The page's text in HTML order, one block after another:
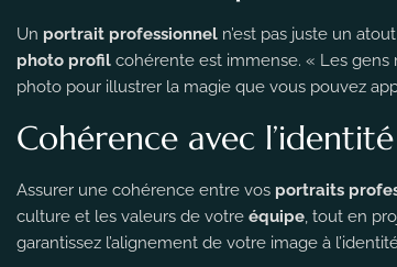
Un portrait professionnel n’est pas juste un
photo profil cohérente est immense. « Les gens
photo pour illustrer la magie que vous pouvez
Cohérence avec
Assurer une cohérence entre vos portraits
culture et les valeurs de votre équipe, tout en
garantissez l’alignement de votre image à